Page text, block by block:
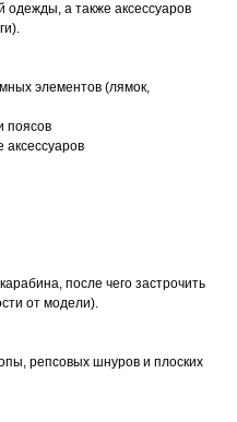
одежды, а также аксессуаров
элементов (лямок,
поясов
аксессуаров
после чего застрочить
от модели).
репсовых шнуров и плоских